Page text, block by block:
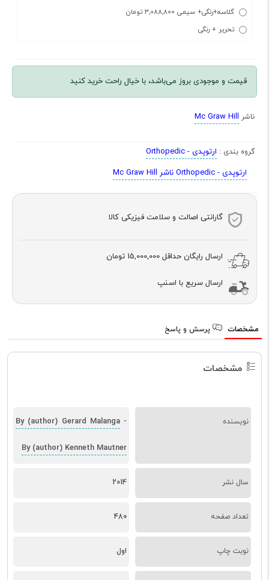
گلاسه+رنگی+ سیمی 3,088,800 تومان
تحریر + رنگی
قیمت و موجودی بروز می‌باشد، با خیال راحت خرید کنید
ناشر Mc Graw Hill
گروه بندی : ارتوپدی - Orthopedic
ارتوپدی - Orthopedic ناشر Mc Graw Hill
گارانتی اصالت و سلامت فیزیکی کالا
ارسال رایگان حداقل 15,000,000 تومان
ارسال سریع با اسنپ
مشخصات پرسش و پاسخ
مشخصات
نویسنده By (author) Gerard Malanga-
By (author) Kenneth Mautner
سال نشر 2014
تعداد صفحه 480
نوبت چاپ اول